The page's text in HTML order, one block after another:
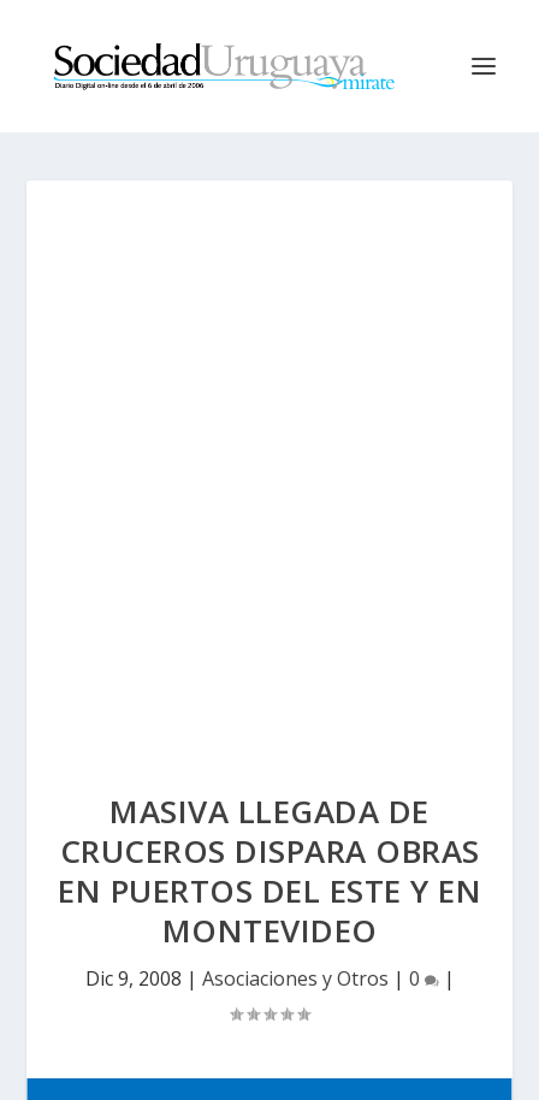
MASIVA LLEGADA DE
CRUCEROS DISPARA OBRAS
EN PUERTOS DEL ESTE Y EN
MONTEVIDEO
Dic 9, 2008 | Asociaciones y Otros | 0 |